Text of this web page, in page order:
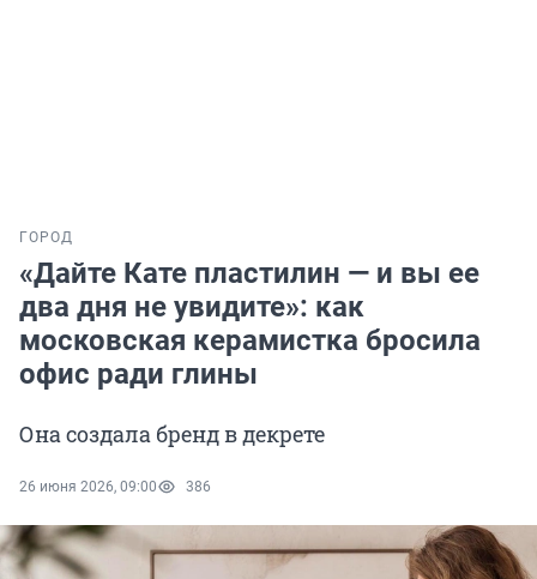
ГОРОД
«Дайте Кате пластилин — и вы ее
два дня не увидите»: как
московская керамистка бросила
офис ради глины
Она создала бренд в декрете
26 июня 2026, 09:00 386